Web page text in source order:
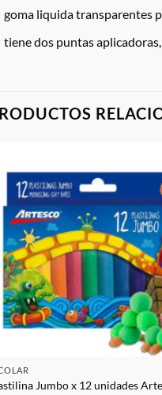
goma liquida transparentes
tiene dos puntas
Jumbo x 12 unidades